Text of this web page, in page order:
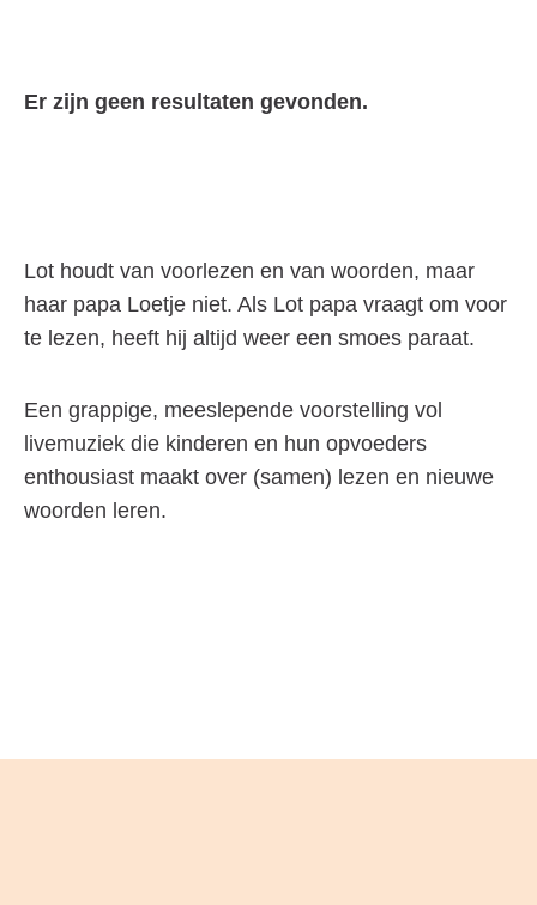
Er zijn geen resultaten gevonden.
Lot houdt van voorlezen en van woorden, maar
haar papa Loetje niet. Als Lot papa vraagt om voor
te lezen, heeft hij altijd weer een smoes paraat.
Een grappige, meeslepende voorstelling vol
livemuziek die kinderen en hun opvoeders
enthousiast maakt over (samen) lezen en nieuwe
woorden leren.